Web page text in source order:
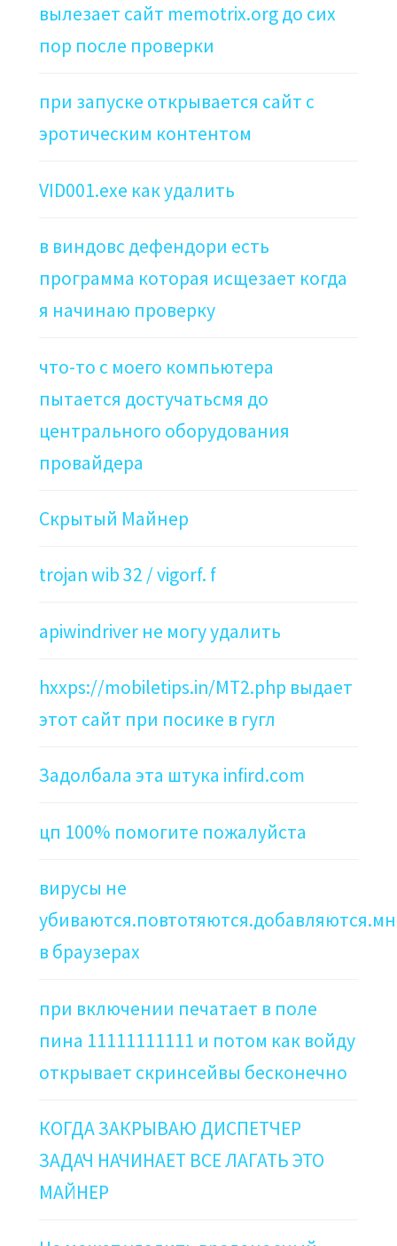
вылезает сайт memotrix.org до сих
пор после проверки
при запуске открывается сайт с
эротическим контентом
VID001.exe как удалить
в виндовс дефендори есть
программа которая исщезает когда
я начинаю проверку
что-то с моего компьютера
пытается достучатьсмя до
центрального оборудования
провайдера
Скрытый Майнер
trojan wib 32 / vigorf. f
apiwindriver не могу удалить
hxxps://mobiletips.in/MT2.php выдает
этот сайт при посике в гугл
Задолбала эта штука infird.com
цп 100% помогите пожалуйста
вирусы не
в браузерах
при включении печатает в поле
пина 11111111111 и потом как войду
открывает скринсейвы бесконечно
КОГДА ЗАКРЫВАЮ ДИСПЕТЧЕР
ЗАДАЧ НАЧИНАЕТ ВСЕ ЛАГАТЬ ЭТО
МАЙНЕР